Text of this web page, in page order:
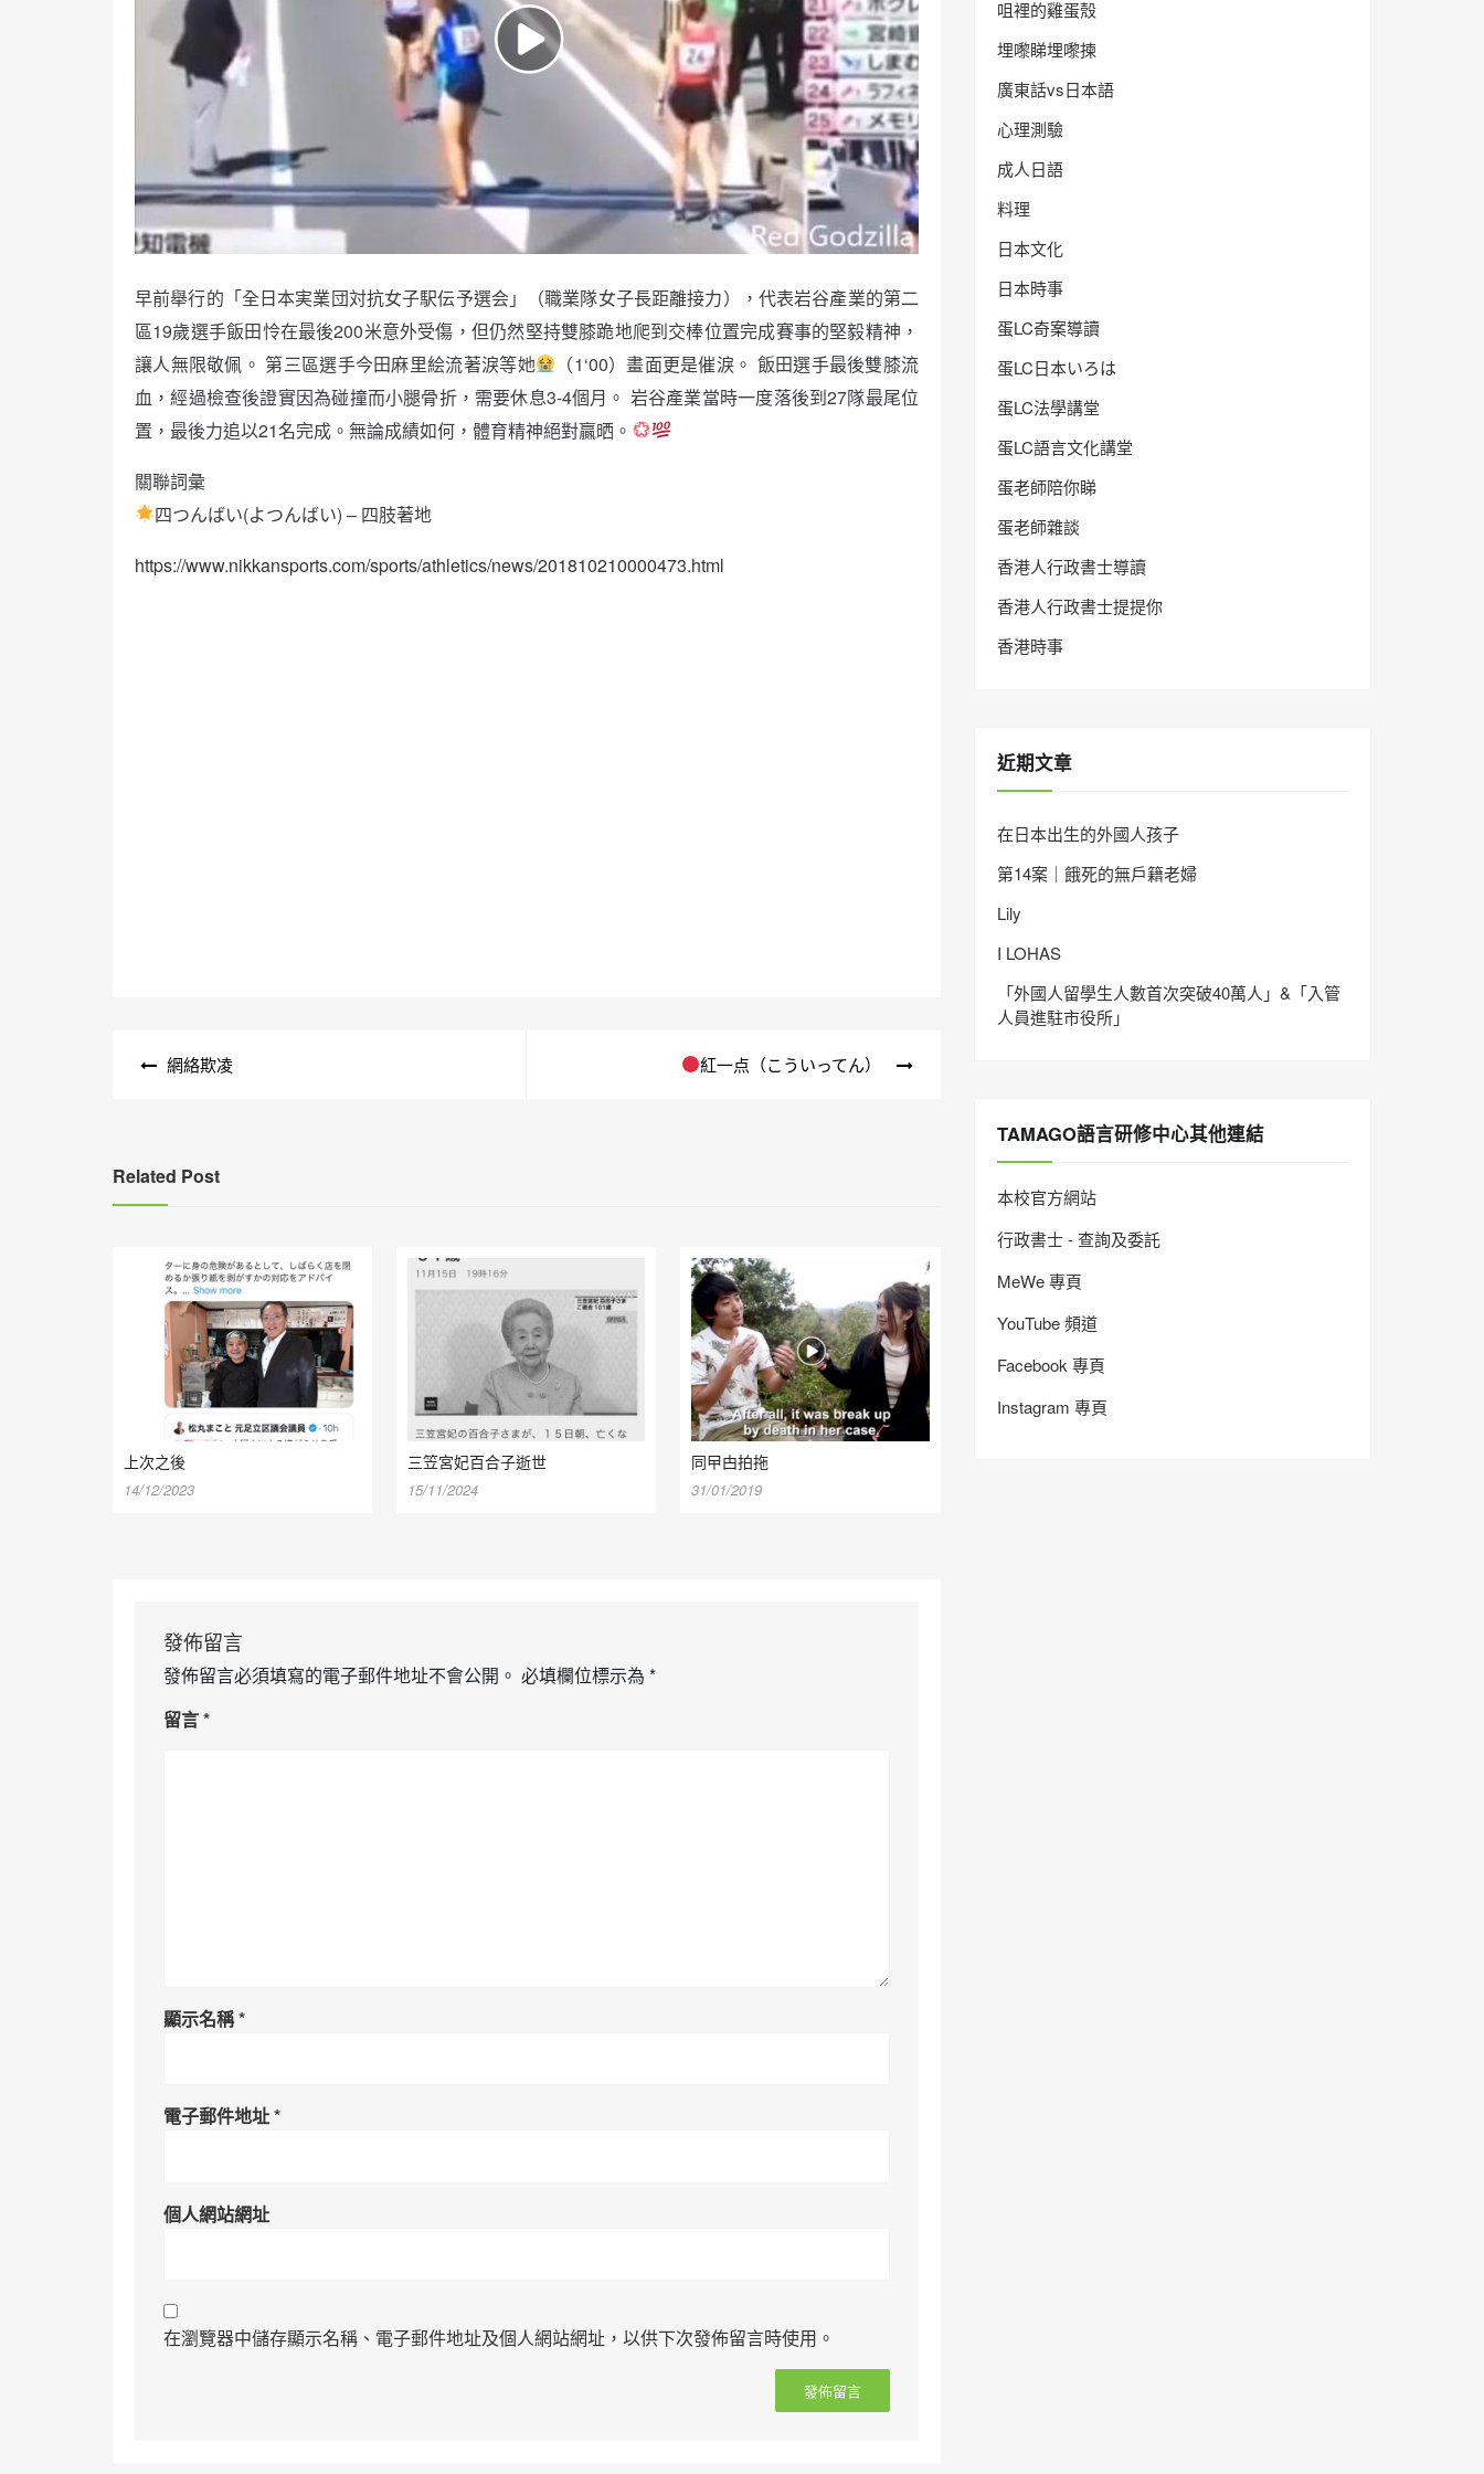
早前舉行的「全日本実業団対抗女子駅伝予選会」（職業隊女子長距離接力），代表岩谷產業的第二
區19歲選手飯田怜在最後200米意外受傷，但仍然堅持雙膝跪地爬到交棒位置完成賽事的堅毅精神，
讓人無限敬佩。 第三區選手今田麻里絵流著淚等她
（1‘00）畫面更是催淚。 飯田選手最後雙膝流
血，經過檢查後證實因為碰撞而小腿骨折，需要休息3-4個月。 岩谷產業當時一度落後到27隊最尾位
置，最後力追以21名完成。無論成績如何，體育精神絕對贏晒。
關聯詞彙
四つんばい(よつんばい) – 四肢著地
https://www.nikkansports.com/sports/athletics/news/201810210000473.html
網絡欺凌 紅一点（こういってん）
Related Post
上次之後
14/12/2023
三笠宮妃百合子逝世
15/11/2024
同曱甴拍拖
31/01/2019
發佈留言
發佈留言必須填寫的電子郵件地址不會公開。 必填欄位標示為 *
留言*
顯示名稱*
電子郵件地址*
個人網站網址
在瀏覽器中儲存顯示名稱、電子郵件地址及個人網站網址，以供下次發佈留言時使用。
咀裡的雞蛋殼
埋嚟睇埋嚟揀
廣東話vs日本語
心理測驗
成人日語
料理
日本文化
日本時事
蛋LC奇案導讀
蛋LC日本いろは
蛋LC法學講堂
蛋LC語言文化講堂
蛋老師陪你睇
蛋老師雜談
香港人行政書士導讀
香港人行政書士提提你
香港時事
近期文章
在日本出生的外國人孩子
第14案｜餓死的無戶籍老婦
Lily
I LOHAS
「外國人留學生人數首次突破40萬人」&「入管
人員進駐市役所」
TAMAGO語言研修中心其他連結
本校官方網站
行政書士 - 查詢及委託
MeWe 專頁
YouTube 頻道
Facebook 專頁
Instagram 專頁